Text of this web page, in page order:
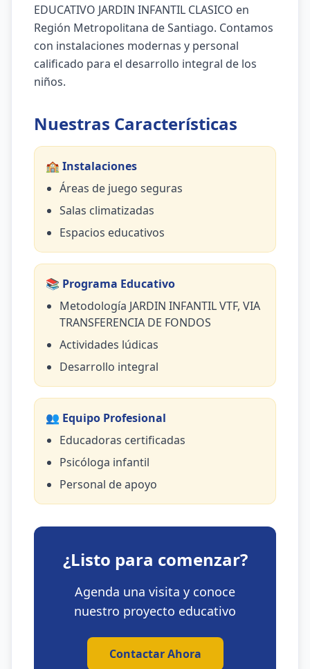
EDUCATIVO JARDIN INFANTIL CLASICO en
Región Metropolitana de Santiago. Contamos
con instalaciones modernas y personal
calificado para el desarrollo integral de los
niños.
Nuestras Características
🏫 Instalaciones
Áreas de juego seguras
Salas climatizadas
Espacios educativos
📚 Programa Educativo
Metodología JARDIN INFANTIL VTF, VIA
TRANSFERENCIA DE FONDOS
Actividades lúdicas
Desarrollo integral
👥 Equipo Profesional
Educadoras certificadas
Psicóloga infantil
Personal de apoyo
¿Listo para comenzar?
Agenda una visita y conoce
nuestro proyecto educativo
Contactar Ahora